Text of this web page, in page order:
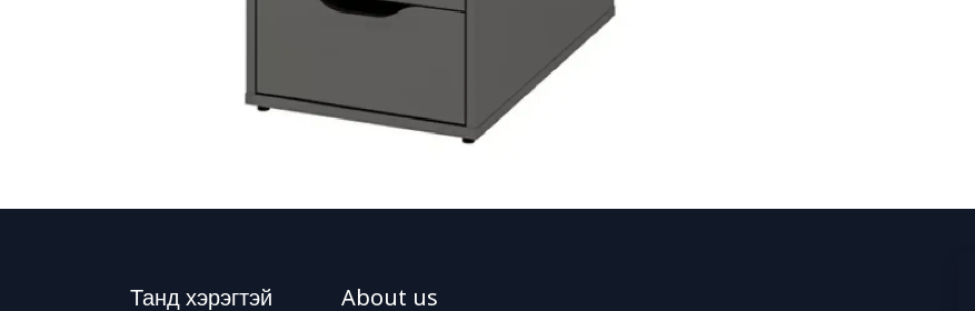
Танд хэрэгтэй About us